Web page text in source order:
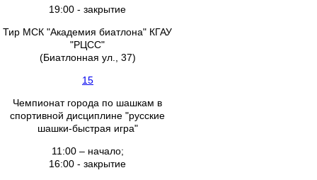
19:00 - закрытие
Тир МСК "Академия биатлона" КГАУ
"РЦСС"
(Биатлонная ул., 37)
15
Чемпионат города по шашкам в
спортивной дисциплине "русские
шашки-быстрая игра"
11:00 – начало;
16:00 - закрытие